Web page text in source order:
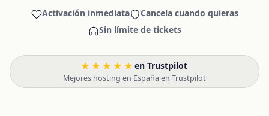
Activación inmediata
Cancela cuando quieras
Sin límite de tickets
★★★★★ en Trustpilot·
Mejores hosting en España en Trustpilot